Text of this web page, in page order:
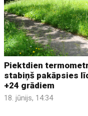
Piektdien
stabiņš pakāpsies
+24 grādiem
18. jūnijs, 14:34